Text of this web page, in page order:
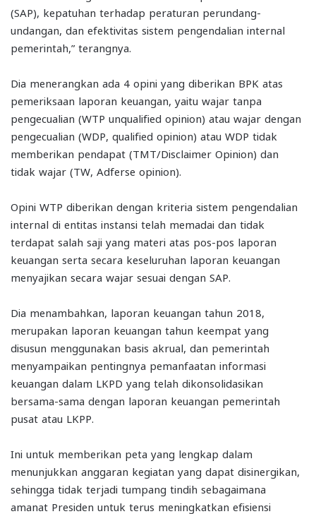
(SAP), kepatuhan terhadap peraturan perundang-
undangan, dan efektivitas sistem pengendalian internal
pemerintah,” terangnya.
Dia menerangkan ada 4 opini yang diberikan BPK atas
pemeriksaan laporan keuangan, yaitu wajar tanpa
pengecualian (WTP unqualified opinion) atau wajar dengan
pengecualian (WDP, qualified opinion) atau WDP tidak
memberikan pendapat (TMT/Disclaimer Opinion) dan
tidak wajar (TW, Adferse opinion).
Opini WTP diberikan dengan kriteria sistem pengendalian
internal di entitas instansi telah memadai dan tidak
terdapat salah saji yang materi atas pos-pos laporan
keuangan serta secara keseluruhan laporan keuangan
menyajikan secara wajar sesuai dengan SAP.
Dia menambahkan, laporan keuangan tahun 2018,
merupakan laporan keuangan tahun keempat yang
disusun menggunakan basis akrual, dan pemerintah
menyampaikan pentingnya pemanfaatan informasi
keuangan dalam LKPD yang telah dikonsolidasikan
bersama-sama dengan laporan keuangan pemerintah
pusat atau LKPP.
Ini untuk memberikan peta yang lengkap dalam
menunjukkan anggaran kegiatan yang dapat disinergikan,
sehingga tidak terjadi tumpang tindih sebagaimana
amanat Presiden untuk terus meningkatkan efisiensi